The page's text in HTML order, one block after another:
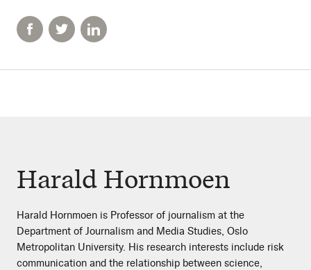
Harald Hornmoen
Harald Hornmoen is Professor of journalism at the
Department of Journalism and Media Studies, Oslo
Metropolitan University. His research interests include risk
communication and the relationship between science,